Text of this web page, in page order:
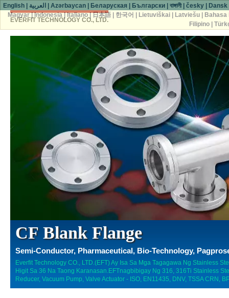
EVERFIT TECHNOLOGY CO., LTD.
CF Blank Flange
Semi-Conductor, Pharmaceutical, Bio-Technology,
Everfit Technology CO., LTD.(EFT) Ay Isa Sa Mga Tagagawa Ng Stainless
Higit Sa 36 Na Taong Karanasan.EFTnagbibigay Ng 316, 316Ti Stainless
Reducer, Vacuum Pump, Valve Actuator - ISO, EN11435, DNV, TSSA CRN,
English العربية |Azərbaycan Беларуская Български |বাঙ্গালী|česky Dansk
Magyar|Indonesia|Italiano|日本語| 한국어 Lietuviškai| Latviešu|
Bahasa
Filipino|